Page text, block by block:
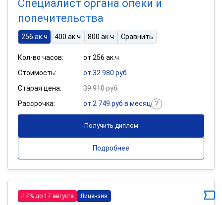
Специалист органа опеки и
попечительства
256 ак.ч 400 ак.ч 800 ак.ч Сравнить
Кол-во часов:
от 256 ак.ч
Стоимость:
от 32 980 руб.
Старая цена:
39 910 руб.
Рассрочка:
от 2 749 руб в месяц
Получить диплом
Подробнее
-17% до 17 августа Лицензия